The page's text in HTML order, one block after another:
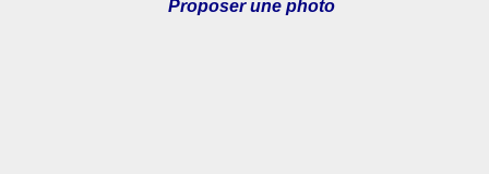
Proposer une photo